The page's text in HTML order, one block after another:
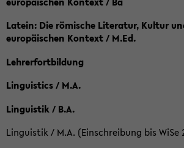
Latein: Die römische Literatur, Kultur
europäischen Kontext / M.Ed.
Lehrerfortbildung
Linguistics / M.A.
Linguistik / B.A.
Linguistik / M.A. (Einschreibung bis WiSe